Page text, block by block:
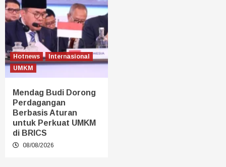
Hotnews
Internasional
UMKM
Mendag Budi Dorong
Perdagangan
Berbasis Aturan
untuk Perkuat UMKM
di BRICS
08/08/2026